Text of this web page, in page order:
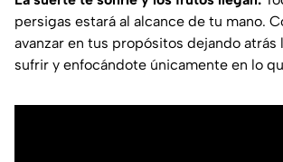
persigas estará al alcance de tu mano.
avanzar en tus propósitos dejando atrás
sufrir y enfocándote únicamente en lo